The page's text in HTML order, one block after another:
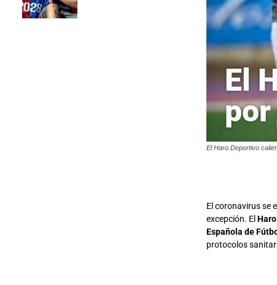
El
por
El Haro Deportivo
El coronavirus se
excepción. El
Española de
protocolos